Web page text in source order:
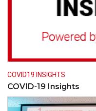
COVID19 INSIGHTS
COVID-19 Insights